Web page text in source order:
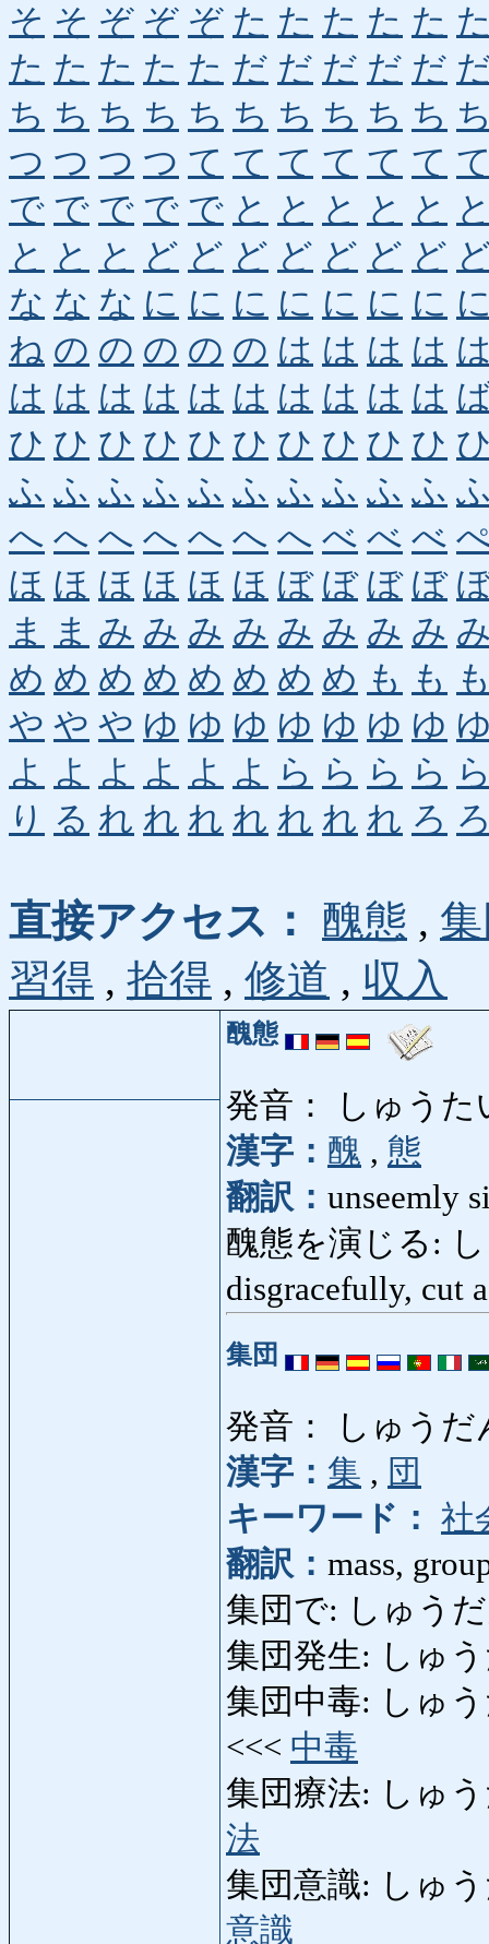
そ そ ぞ ぞ ぞ た た た た た
た た た た た だ だ だ だ だ
ち ち ち ち ち ち ち ち ち ち
つ つ つ つ て て て て て て
で で で で で と と と と と
と と と ど ど ど ど ど ど ど
な な な に に に に に に に
ね の の の の の は は は は
は は は は は は は は は は
ひ ひ ひ ひ ひ ひ ひ ひ ひ ひ
ふ ふ ふ ふ ふ ふ ふ ふ ふ ふ
へ へ へ へ へ へ へ べ べ べ
ほ ほ ほ ほ ほ ほ ぼ ぼ ぼ ぼ
ま
ま み み み み み み み み
め め め め め め め め も も
や や や ゆ ゆ ゆ ゆ ゆ ゆ ゆ
よ よ よ よ よ よ ら ら ら ら
り る れ れ れ れ れ れ れ ろ
直接アクセス： 醜態 ,
習得 , 拾得 , 修道 , 収入
醜態
発音： しゅうた
漢字： 醜 , 態
翻訳： unseemly
醜態を演じる:
disgracefully, cut
集団
発音： しゅうだ
漢字： 集 , 団
キーワード： 社
翻訳： mass,
集団で: しゅう
集団発生: しゅ
集団中毒: しゅ
<<< 中毒
集団療法: しゅ
法
集団意識: しゅう
意識